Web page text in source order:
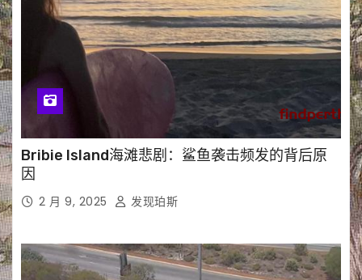
Bribie Island海滩悲剧：鲨鱼袭击频发的背后原
因
2 月 9, 2025 发现珀斯